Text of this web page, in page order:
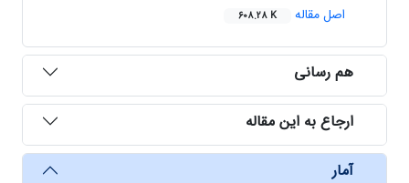
اصل مقاله
608.28 K
هم رسانی
ارجاع به این مقاله
آمار